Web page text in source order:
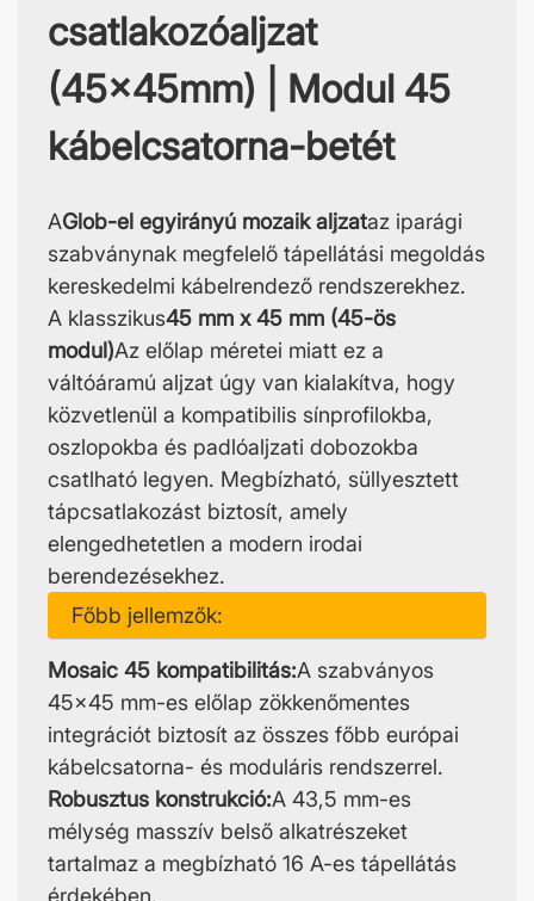
csatlakozóaljzat
(45x45mm) | Modul 45
kábelcsatorna-betét
AGlob-el egyirányú mozaik aljzataz iparági
szabványnak megfelelő tápellátási megoldás
kereskedelmi kábelrendező rendszerekhez.
A klasszikus45 mm x 45 mm (45-ös
modul)Az előlap méretei miatt ez a
váltóáramú aljzat úgy van kialakítva, hogy
közvetlenül a kompatibilis sínprofilokba,
oszlopokba és padlóaljzati dobozokba
csatlható legyen. Megbízható, süllyesztett
tápcsatlakozást biztosít, amely
elengedhetetlen a modern irodai
berendezésekhez.
Főbb jellemzők:
Mosaic 45 kompatibilitás:A szabványos
45x45 mm-es előlap zökkenőmentes
integrációt biztosít az összes főbb európai
kábelcsatorna- és moduláris rendszerrel.
Robusztus konstrukció:A 43,5 mm-es
mélység masszív belső alkatrészeket
tartalmaz a megbízható 16 A-es tápellátás
érdekében.